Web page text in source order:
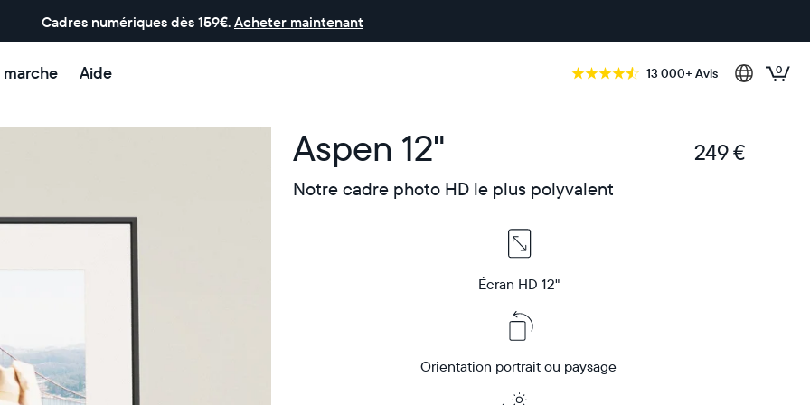
Cadres numériques dès 159€. Acheter maintenant
Aide 13 000+ Avis 0
Aspen 12" 249 €
€
Notre cadre photo HD le plus polyvalent
Écran HD 12"
Orientation portrait ou paysage